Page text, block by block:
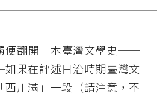
便翻開一本臺灣文學史──
果在評述日治時期臺灣文
川滿」一段（請注意，不